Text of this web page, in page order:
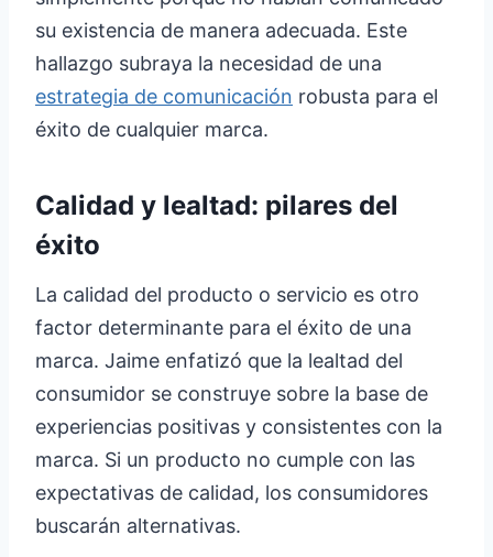
su existencia de manera adecuada. Este
hallazgo subraya la necesidad de una
estrategia de comunicación robusta para el
éxito de cualquier marca.
Calidad y lealtad: pilares del
éxito
La calidad del producto o servicio es otro
factor determinante para el éxito de una
marca. Jaime enfatizó que la lealtad del
consumidor se construye sobre la base de
experiencias positivas y consistentes con la
marca. Si un producto no cumple con las
expectativas de calidad, los consumidores
buscarán alternativas.